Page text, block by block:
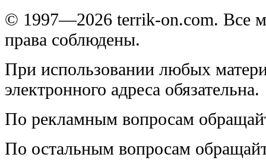
© 1997—2026 terrik-on.com. Все
права соблюдены.
При использовании любых
электронного адреса обязательна.
По рекламным вопросам
По остальным вопросам